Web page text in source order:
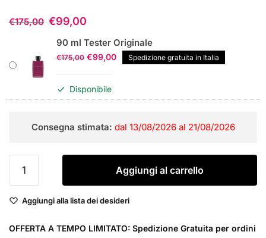
€175,00 €99,00
90 ml Tester Originale
€175,00 Il
era:
€99,00Il
Spedizione gratuita in Italia
Disponibile
Consegna stimata: dal 13/08/2026 al 21/08/2026
Guilty
Absolute
pour
Eau
Aggiungi al carrello
Aggiungi alla lista dei desideri
OFFERTA A TEMPO LIMITATO: Spedizione Gratuita per ordini